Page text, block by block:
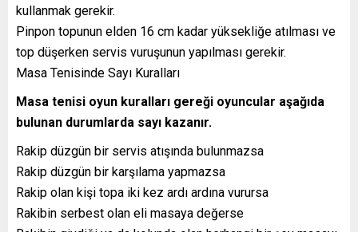
kullanmak gerekir.
Pinpon topunun elden 16 cm kadar yüksekliğe atılması ve
top düşerken servis vuruşunun yapılması gerekir.
Masa Tenisinde Sayı Kuralları
Masa tenisi oyun kuralları gereği oyuncular aşağıda
bulunan durumlarda sayı kazanır.
Rakip düzgün bir servis atışında bulunmazsa
Rakip düzgün bir karşılama yapmazsa
Rakip olan kişi topa iki kez ardı ardına vurursa
Rakibin serbest olan eli masaya değerse